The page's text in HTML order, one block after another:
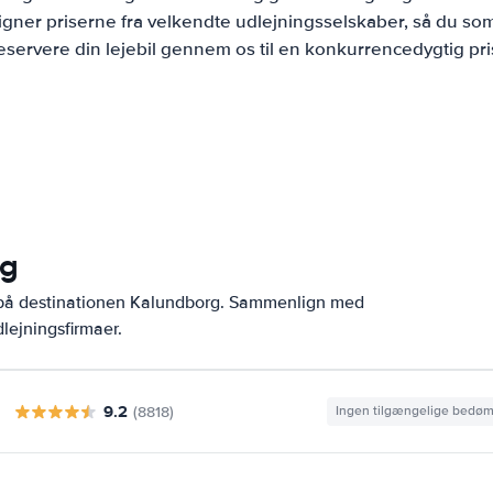
priserne fra velkendte udlejningsselskaber, så du
din lejebil gennem os til en konkurrencedygtig
destinationen Kalundborg. Sammenlign med
9.2 (8818) Ingen tilgængelige